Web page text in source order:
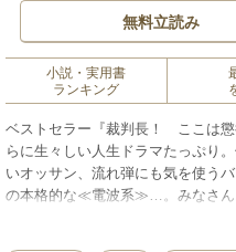
無料立読み
小説・実用書
ランキング
ベストセラー『裁判長！ ここは懲
らに生々しい人生ドラマたっぷり
いオッサン、流れ弾にも気を使う
の本格的な≪電波系≫…。みなさん
での悲喜こもごもや顔つき、態度